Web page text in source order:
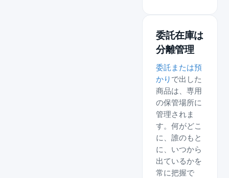
委託在庫は
分離管理
委託または預
かり で出した
商品は、専用
の保管場所に
管理されま
す。何がどこ
に、誰のもと
に、いつから
出ているかを
常に把握で